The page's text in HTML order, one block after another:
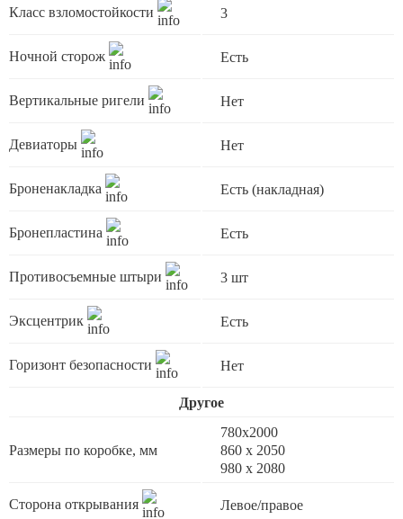
Класс взломостойкости 3
Ночной сторож Есть
Вертикальные ригели Нет
Девиаторы Нет
Броненакладка Есть (накладная)
Бронепластина Есть
Противосъемные штыри 3 шт
Эксцентрик Есть
Горизонт безопасности Нет
Другое
Размеры по коробке, мм
780x2000
860 х 2050
980 x 2080
Сторона открывания Левое/правое